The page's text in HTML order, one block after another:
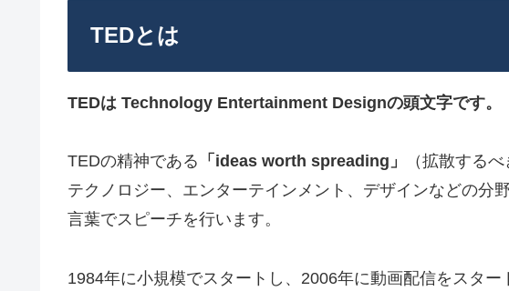
TEDとは
TEDは Technology Entertainment Designの頭文字です。
TEDの精神である 「ideas worth spreading」
（拡散する
テクノロジー、エンターテインメント、デザインなどの分
言葉でスピーチを行います。
1984年に小規模でスタートし、2006年に動画配信をスタ